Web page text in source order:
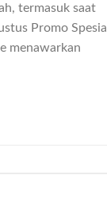
termasuk saat
Promo Spesial
menawarkan